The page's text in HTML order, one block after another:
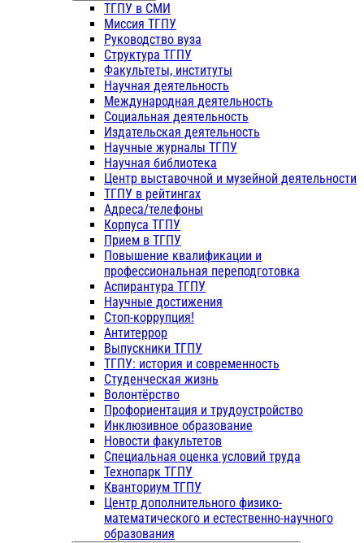
ТГПУ в СМИ
Миссия ТГПУ
Руководство вуза
Структура ТГПУ
Факультеты, институты
Научная деятельность
Международная деятельность
Социальная деятельность
Издательская деятельность
Научные журналы ТГПУ
Научная библиотека
Центр выставочной и музейной деятельности
ТГПУ в рейтингах
Адреса/телефоны
Корпуса ТГПУ
Прием в ТГПУ
Повышение квалификации и
профессиональная переподготовка
Аспирантура ТГПУ
Научные достижения
Стоп-коррупция!
Антитеррор
Выпускники ТГПУ
ТГПУ: история и современность
Студенческая жизнь
Волонтёрство
Профориентация и трудоустройство
Инклюзивное образование
Новости факультетов
Специальная оценка условий труда
Технопарк ТГПУ
Кванториум ТГПУ
Центр дополнительного физико-
математического и естественно-научного
образования